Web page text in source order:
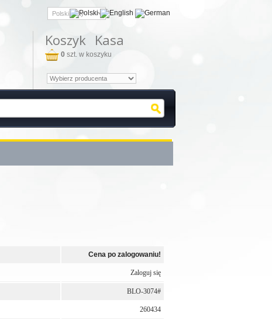
Koszyk Kasa
0 szt. w koszyku
Cena po zalogowaniu!
Zaloguj się
BLO-3074#
260434